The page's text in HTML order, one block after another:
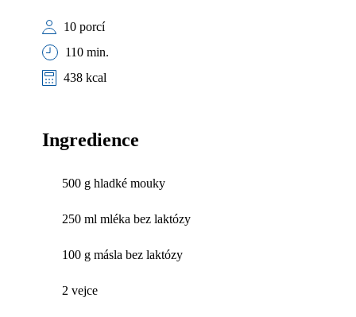
10 porcí
110 min.
438 kcal
Ingredience
500 g hladké mouky
250 ml mléka bez laktózy
100 g másla bez laktózy
2 vejce